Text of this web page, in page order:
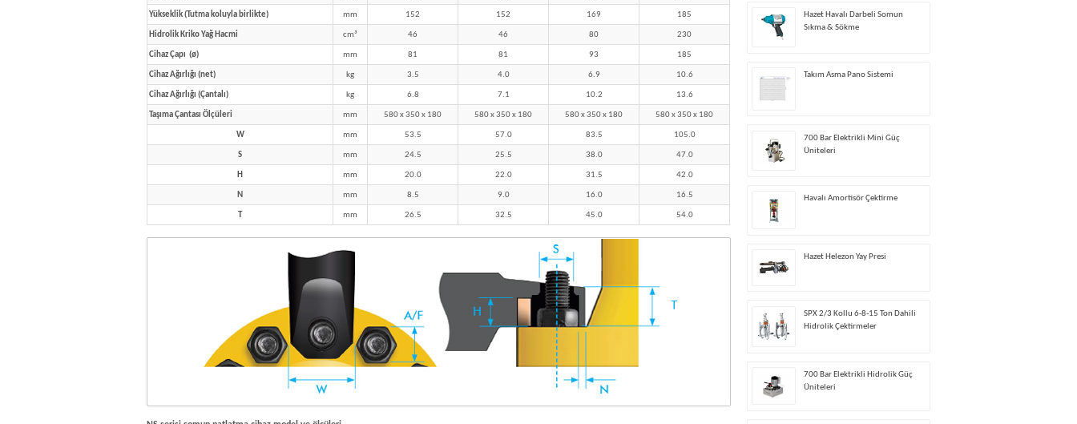
Yükseklik (Tutma koluyla birlikte) mm 152 152 169 185
Hidrolik Kriko Yağ Hacmi cm³ 46 46 80 230
Cihaz Çapı (ø) mm 81 81 93 185
Cihaz Ağırlığı (net) kg 3.5 4.0 6.9 10.6
Cihaz Ağırlığı (Çantalı) kg 6.8 7.1 10.2 13.6
Taşıma Çantası Ölçüleri mm 580 x 350 x 180 580 x 350 x 180 580 x 350 x 180 580 x 350 x 180
W mm 53.5 57.0 83.5 105.0
S mm 24.5 25.5 38.0 47.0
H mm 20.0 22.0 31.5 42.0
N mm 8.5 9.0 16.0 16.5
T mm 26.5 32.5 45.0 54.0
Hazet Havalı Darbeli Somun
Sıkma & Sökme
Takım Asma Pano Sistemi
700 Bar Elektrikli Mini Güç
Üniteleri
Havalı Amortisör Çektirme
Hazet Helezon Yay Presi
SPX 2/3 Kollu 6-8-15 Ton Dahili
Hidrolik Çektirmeler
700 Bar Elektrikli Hidrolik Güç
Üniteleri